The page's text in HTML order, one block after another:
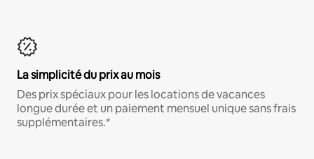
La simplicité du prix au mois
Des prix spéciaux pour les locations de vacances
longue durée et un paiement mensuel unique sans frais
supplémentaires.*